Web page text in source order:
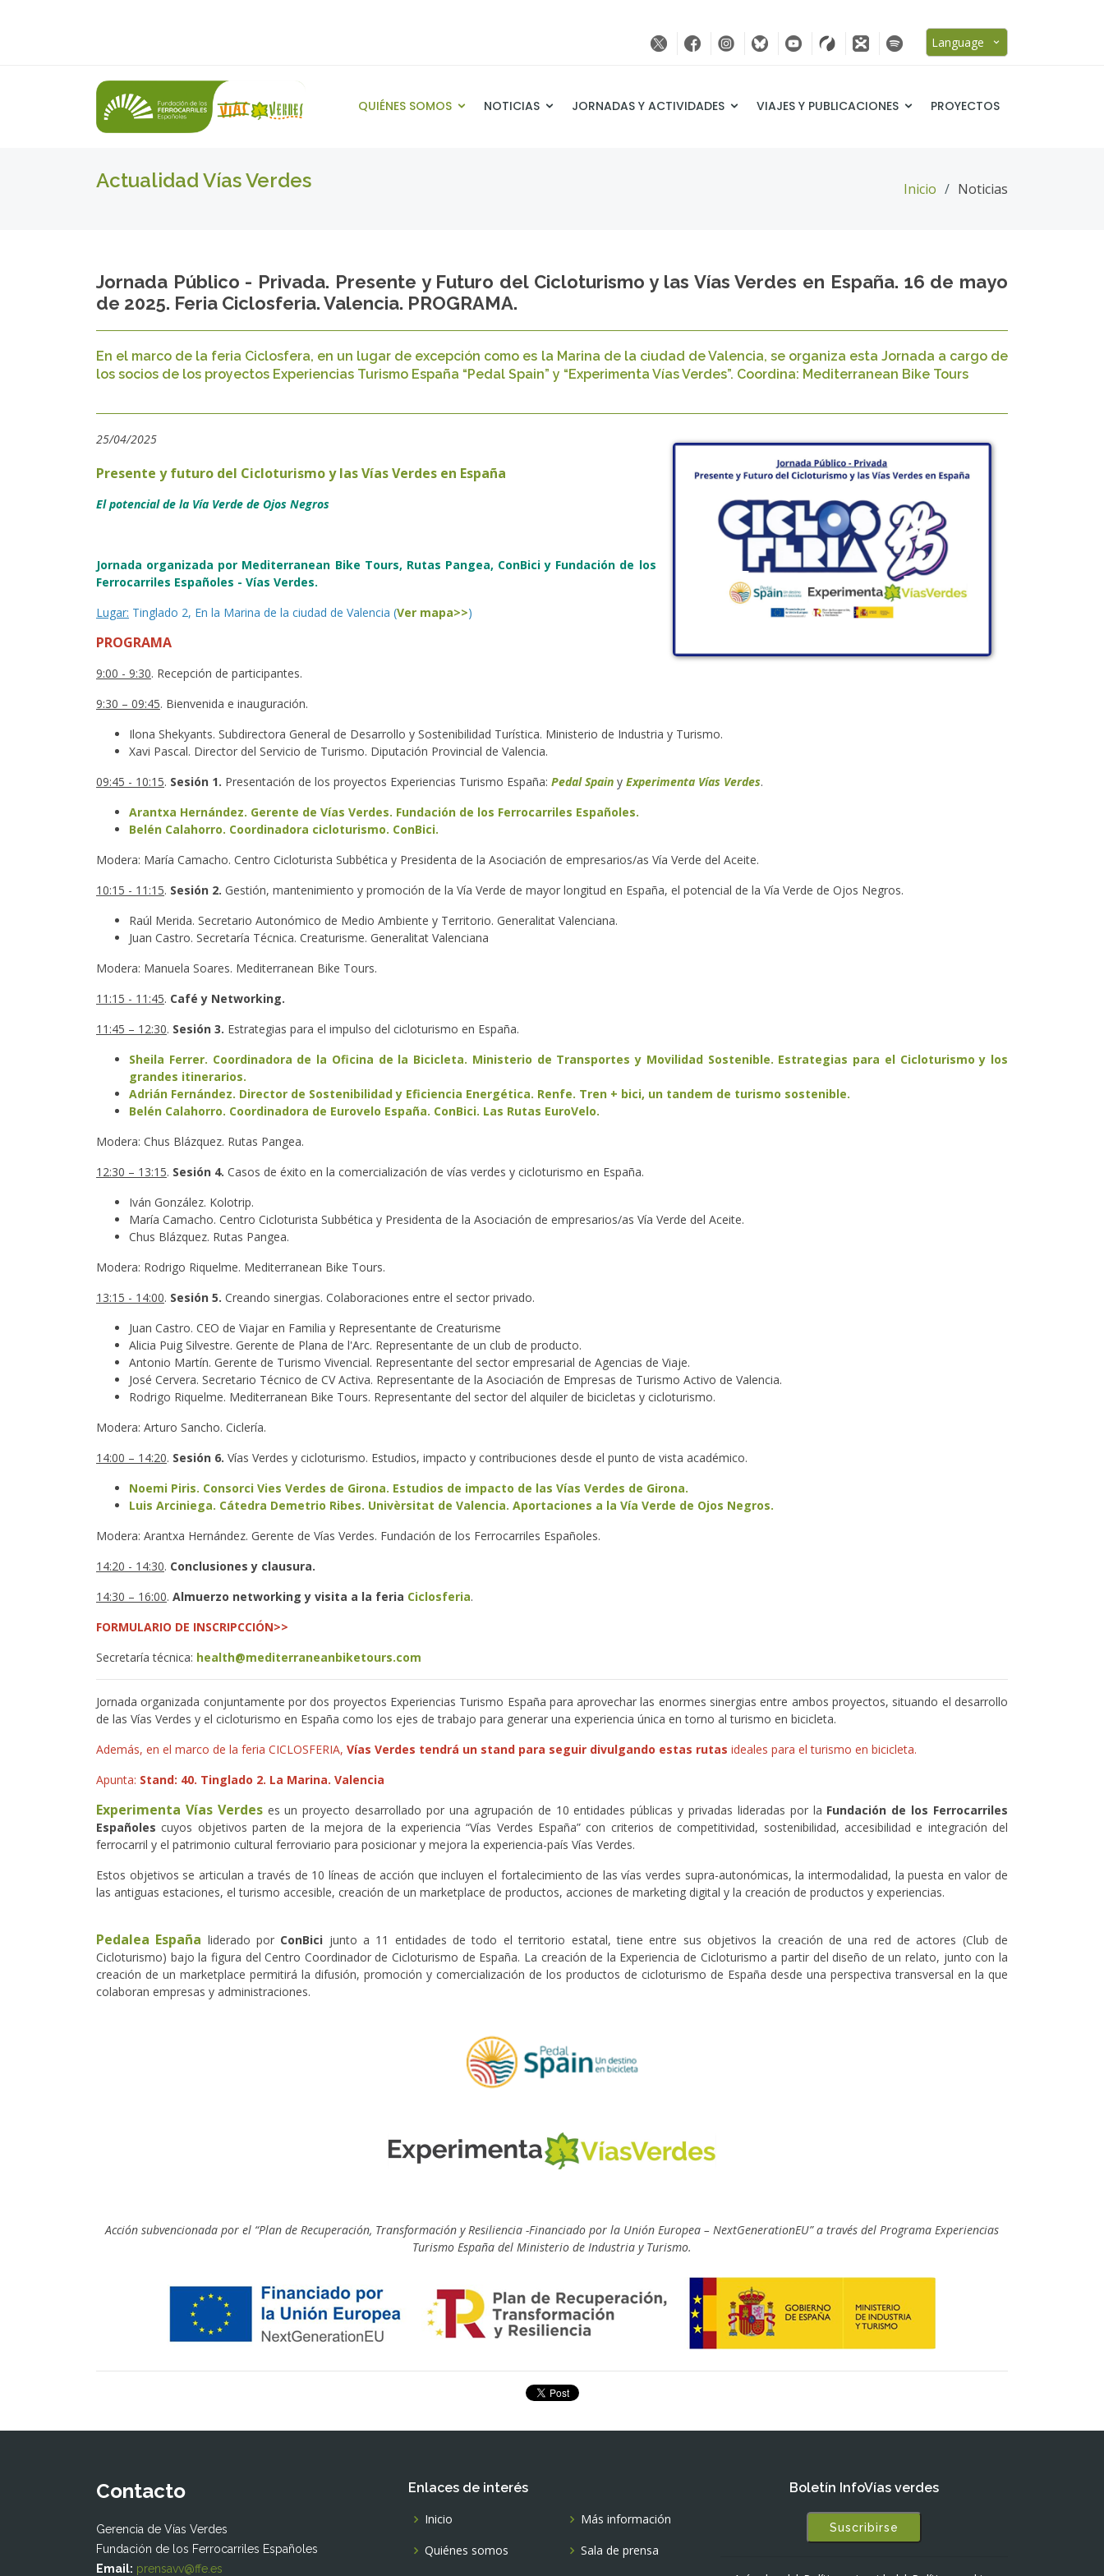
Language
QUIÉNES SOMOS NOTICIAS JORNADAS Y ACTIVIDADES VIAJES Y PUBLICACIONES PROYECTOS
Actualidad Vías Verdes Inicio Noticias
Jornada Público - Privada. Presente y Futuro del Cicloturismo y las Vías Verdes en España. 16 de mayo
de 2025. Feria Ciclosferia. Valencia. PROGRAMA.
En el marco de la feria Ciclosfera, en un lugar de excepción como es la Marina de la ciudad de Valencia, se organiza esta Jornada a cargo de
los socios de los proyectos Experiencias Turismo España “Pedal Spain” y “Experimenta Vías Verdes”. Coordina: Mediterranean Bike Tours
25/04/2025
Presente y futuro del Cicloturismo y las Vías Verdes en España
El potencial de la Vía Verde de Ojos Negros
Jornada organizada por Mediterranean Bike Tours, Rutas Pangea, ConBici y Fundación de los
Ferrocarriles Españoles - Vías Verdes.
Lugar: Tinglado 2, En la Marina de la ciudad de Valencia (Ver mapa>>)
PROGRAMA
9:00 - 9:30. Recepción de participantes.
9:30 – 09:45. Bienvenida e inauguración.
Ilona Shekyants. Subdirectora General de Desarrollo y Sostenibilidad Turística. Ministerio de Industria y Turismo.
Xavi Pascal. Director del Servicio de Turismo. Diputación Provincial de Valencia.
09:45 - 10:15. Sesión 1. Presentación de los proyectos Experiencias Turismo España: Pedal Spain y Experimenta Vías Verdes.
Arantxa Hernández. Gerente de Vías Verdes. Fundación de los Ferrocarriles Españoles.
Belén Calahorro. Coordinadora cicloturismo. ConBici.
Modera: María Camacho. Centro Cicloturista Subbética y Presidenta de la Asociación de empresarios/as Vía Verde del Aceite.
10:15 - 11:15. Sesión 2. Gestión, mantenimiento y promoción de la Vía Verde de mayor longitud en España, el potencial de la Vía Verde de Ojos Negros.
Raúl Merida. Secretario Autonómico de Medio Ambiente y Territorio. Generalitat Valenciana.
Juan Castro. Secretaría Técnica. Creaturisme. Generalitat Valenciana
Modera: Manuela Soares. Mediterranean Bike Tours.
11:15 - 11:45. Café y Networking.
11:45 – 12:30. Sesión 3. Estrategias para el impulso del cicloturismo en España.
Sheila Ferrer. Coordinadora de la Oficina de la Bicicleta. Ministerio de Transportes y Movilidad Sostenible. Estrategias para el Cicloturismo y los
grandes itinerarios.
Adrián Fernández. Director de Sostenibilidad y Eficiencia Energética. Renfe. Tren + bici, un tandem de turismo sostenible.
Belén Calahorro. Coordinadora de Eurovelo España. ConBici. Las Rutas EuroVelo.
Modera: Chus Blázquez. Rutas Pangea.
12:30 – 13:15. Sesión 4. Casos de éxito en la comercialización de vías verdes y cicloturismo en España.
Iván González. Kolotrip.
María Camacho. Centro Cicloturista Subbética y Presidenta de la Asociación de empresarios/as Vía Verde del Aceite.
Chus Blázquez. Rutas Pangea.
Modera: Rodrigo Riquelme. Mediterranean Bike Tours.
13:15 - 14:00. Sesión 5. Creando sinergias. Colaboraciones entre el sector privado.
Juan Castro. CEO de Viajar en Familia y Representante de Creaturisme
Alicia Puig Silvestre. Gerente de Plana de l'Arc. Representante de un club de producto.
Antonio Martín. Gerente de Turismo Vivencial. Representante del sector empresarial de Agencias de Viaje.
José Cervera. Secretario Técnico de CV Activa. Representante de la Asociación de Empresas de Turismo Activo de Valencia.
Rodrigo Riquelme. Mediterranean Bike Tours. Representante del sector del alquiler de bicicletas y cicloturismo.
Modera: Arturo Sancho. Ciclería.
14:00 – 14:20. Sesión 6. Vías Verdes y cicloturismo. Estudios, impacto y contribuciones desde el punto de vista académico.
Noemi Piris. Consorci Vies Verdes de Girona. Estudios de impacto de las Vías Verdes de Girona.
Luis Arciniega. Cátedra Demetrio Ribes. Univèrsitat de Valencia. Aportaciones a la Vía Verde de Ojos Negros.
Modera: Arantxa Hernández. Gerente de Vías Verdes. Fundación de los Ferrocarriles Españoles.
14:20 - 14:30. Conclusiones y clausura.
14:30 – 16:00. Almuerzo networking y visita a la feria Ciclosferia.
FORMULARIO DE INSCRIPCCIÓN>>
Secretaría técnica: health@mediterraneanbiketours.com
Jornada organizada conjuntamente por dos proyectos Experiencias Turismo España para aprovechar las enormes sinergias entre ambos proyectos, situando el desarrollo
de las Vías Verdes y el cicloturismo en España como los ejes de trabajo para generar una experiencia única en torno al turismo en bicicleta.
Además, en el marco de la feria CICLOSFERIA, Vías Verdes tendrá un stand para seguir divulgando estas rutas ideales para el turismo en bicicleta.
Apunta: Stand: 40. Tinglado 2. La Marina. Valencia
Experimenta Vías Verdeses un proyecto desarrollado por una agrupación de 10 entidades públicas y privadas lideradas por la Fundación de los Ferrocarriles
Españolescuyos objetivos parten de la mejora de la experiencia “Vías Verdes España” con criterios de competitividad, sostenibilidad, accesibilidad e integración del
ferrocarril y el patrimonio cultural ferroviario para posicionar y mejora la experiencia-país Vías Verdes.
Estos objetivos se articulan a través de 10 líneas de acción que incluyen el fortalecimiento de las vías verdes supra-autonómicas, la intermodalidad, la puesta en valor de
las antiguas estaciones, el turismo accesible, creación de un marketplace de productos, acciones de marketing digital y la creación de productos y experiencias.
Pedalea España liderado por ConBici junto a 11 entidades de todo el territorio estatal, tiene entre sus objetivos la creación de una red de actores (Club de
Cicloturismo) bajo la figura del Centro Coordinador de Cicloturismo de España. La creación de la Experiencia de Cicloturismo a partir del diseño de un relato, junto con la
creación de un marketplace permitirá la difusión, promoción y comercialización de los productos de cicloturismo de España desde una perspectiva transversal en la que
colaboran empresas y administraciones.
Acción subvencionada por el “Plan de Recuperación, Transformación y Resiliencia -Financiado por la Unión Europea – NextGenerationEU” a través del Programa Experiencias
Turismo España del Ministerio de Industria y Turismo.
Contacto
Gerencia de Vías Verdes
Fundación de los Ferrocarriles Españoles
Email: prensavv@ffe.es
Enlaces de interés
Inicio
Quiénes somos
Más información
Sala de prensa
Boletín InfoVías verdes
Suscribirse